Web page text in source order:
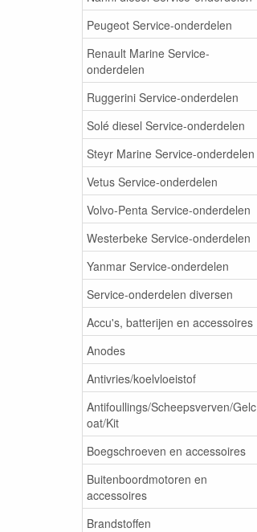
Peugeot Service-onderdelen
Renault Marine Service-
onderdelen
Ruggerini Service-onderdelen
Solé diesel Service-onderdelen
Steyr Marine Service-onderdelen
Vetus Service-onderdelen
Volvo-Penta Service-onderdelen
Westerbeke Service-onderdelen
Yanmar Service-onderdelen
Service-onderdelen diversen
Accu's, batterijen en accessoires
Anodes
Antivries/koelvloeistof
Antifoullings/Scheepsverven/Gelc
oat/Kit
Boegschroeven en accessoires
Buitenboordmotoren en
accessoires
Brandstoffen